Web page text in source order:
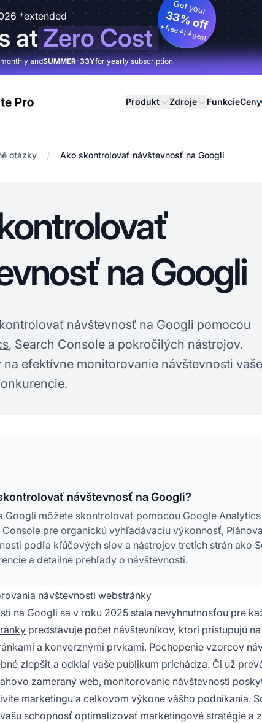
*extended
atZero Cost
Get your
33% off
+ free AI Agent
andSUMMER-33Yfor yearly subscription
Produkt Zdroje FunkcieCeny
otázky / Ako skontrolovať návštevnosť na Googli
na Googli
návštevnosť na Googli pomocou
, Search Console a pokročilých nástrojov.
na efektívne monitorovanie návštevnosti
návštevnosť na Googli?
Googli môžete skontrolovať pomocou Google
Console pre organickú vyhľadávaciu výkonnosť,
podľa kľúčových slov a nástrojov tretích strán ako
a detailné prehľady o návštevnosti.
návštevnosti webstránky
na Googli sa v roku 2025 stala nevyhnutnosťou pre
predstavuje počet návštevníkov, ktorí pristupujú
a konverznými prvkami. Pochopenie vzorcov
zlepšiť a odkiaľ vaše publikum prichádza. Či už
zameraný web, monitorovanie návštevnosti
marketingu a celkovom výkone vášho podnikania.
schopnosť optimalizovať marketingové stratégie a